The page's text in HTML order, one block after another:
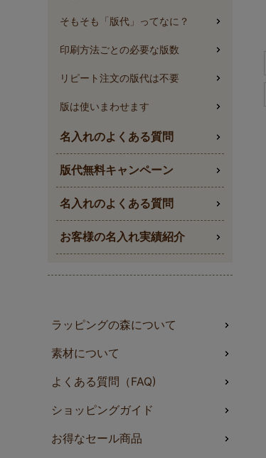
そもそも「版代」ってなに？
印刷方法ごとの必要な版数
リピート注文の版代は不要
版は使いまわせます
名入れのよくある質問
版代無料キャンペーン
名入れのよくある質問
お客様の名入れ実績紹介
ラッピングの森について
素材について
よくある質問（FAQ)
ショッピングガイド
お得なセール商品